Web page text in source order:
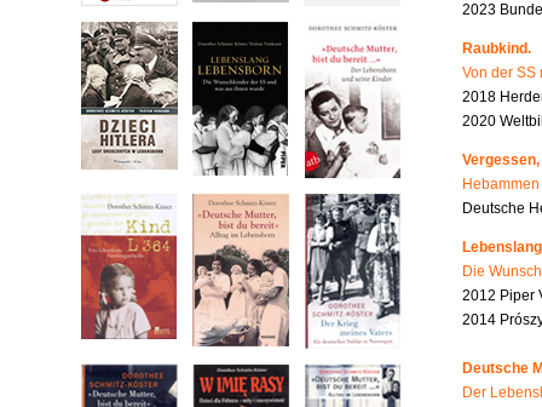
2023
Raubkind.
Von der SS
2018
2020
Deutsche
Die
2012 Piper
2014
Deutsche
Der